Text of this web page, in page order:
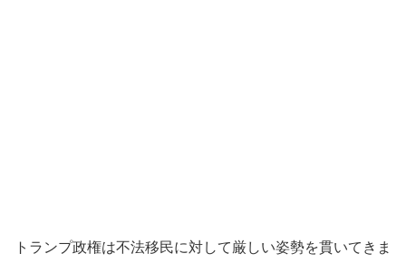
トランプ政権は不法移民に対して厳しい姿勢を貫いてきま